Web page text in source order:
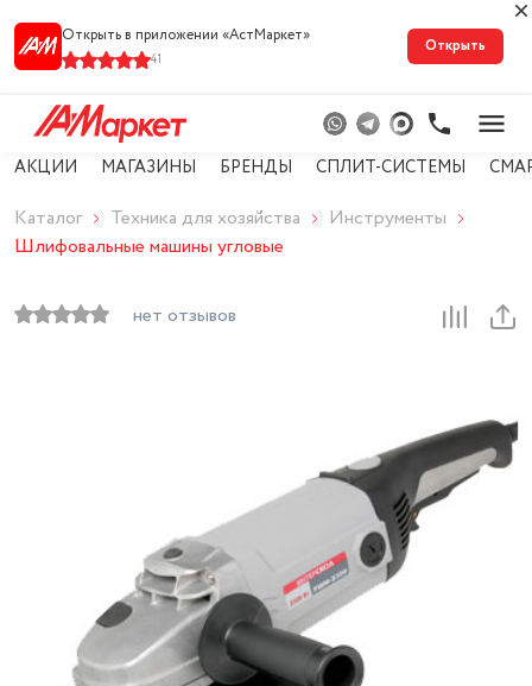
Открыть в приложении «АстМарке‪т‬»
41
Открыть
АКЦИИ МАГАЗИНЫ БРЕНДЫ СПЛИТ-СИСТЕМЫ
Каталог Техника для хозяйства
Инструменты
Шлифовальные машины угловые
нет отзывов